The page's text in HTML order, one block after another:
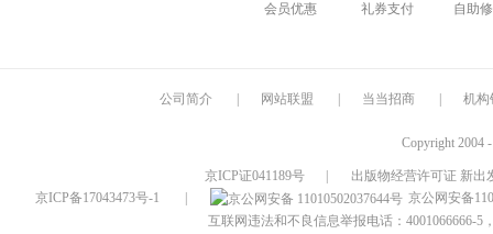
会员优惠
礼券支付
自助
公司简介 网站联盟 当当招商 机构
Copyright 2004
京ICP证041189号
出版物经营许可证 新出
京ICP备17043473号-1
京公网安备
互联网违法和不良信息举报电话：4001066666-5